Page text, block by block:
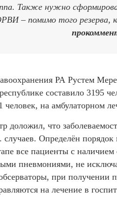
Также нужно
– помимо того резерва,
РА Рустем
составило 3195
человек, на амбулаторном
доложил, что
случаев. Определён
все пациенты с
пневмониями, не
при получении
на лечение в